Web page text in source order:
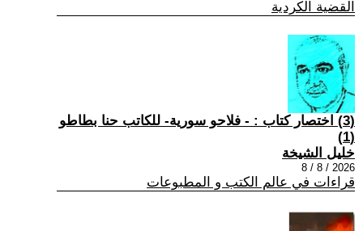
القضية الكردية
(3) اختصار كتاب : - فلاحو سورية- للكاتب حنا بطاطو
(1)
خليل الشيخة
2026 / 8 / 8
قراءات في عالم الكتب و المطبوعات